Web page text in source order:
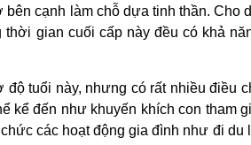
cạnh làm chỗ dựa tinh thần. Cho
thời gian cuối cấp này đều có khả
tuổi này, nhưng có rất nhiều điều
kể đến như khuyến khích con tham
các hoạt động gia đình như đi du